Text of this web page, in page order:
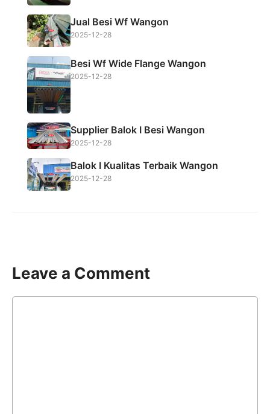
o
k
p
Jual Besi Wf Wangon
2025-12-28
Besi Wf Wide Flange Wangon
2025-12-28
Supplier Balok I Besi Wangon
2025-12-28
Balok I Kualitas Terbaik Wangon
2025-12-28
Leave a Comment
Comment